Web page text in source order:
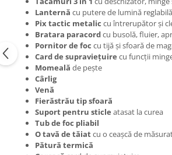
Lanternă cu putere de lumină
Pix tactic metalic cu întrerupător și
Bratara paracordcu busolă, fluier,
Pornitor de foc cu tijă și sfoară de
Card de supraviețuire cu funcții
Momeală de pește
Cârlig
Venă
Fierăstrău tip sfoară
Suport pentru sticle atasat la curea
Tub de foc pliabil
O tavă de tăiatcu o ceașcă de
Pătură termică